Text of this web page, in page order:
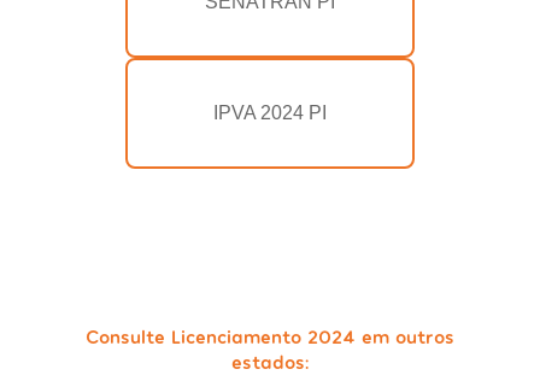
IPVA 2024 PI
Consulte Licenciamento 2024 em outros
estados: